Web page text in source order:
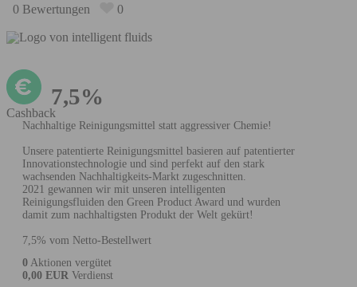
0 Bewertungen 0
7,5%
Cashback
Nachhaltige Reinigungsmittel statt aggressiver Chemie!
Unsere patentierte Reinigungsmittel basieren auf patentierter
Innovationstechnologie und sind perfekt auf den stark
wachsenden Nachhaltigkeits-Markt zugeschnitten.
2021 gewannen wir mit unseren intelligenten
Reinigungsfluiden den Green Product Award und wurden
damit zum nachhaltigsten Produkt der Welt gekürt!
7,5% vom Netto-Bestellwert
0 Aktionen vergütet
0,00 EUR Verdienst